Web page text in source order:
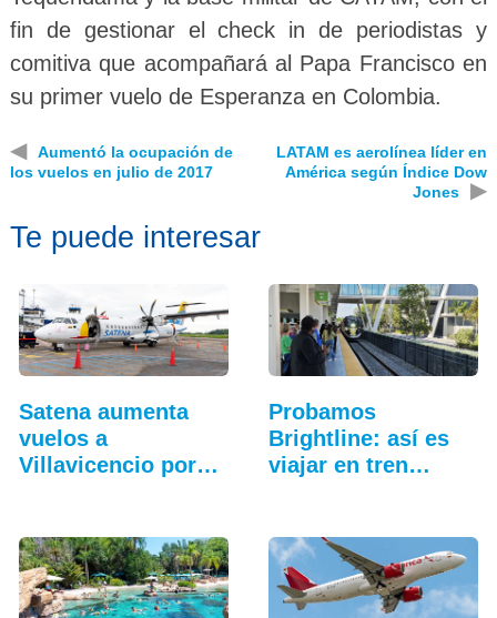
fin de gestionar el check in de periodistas y
comitiva que acompañará al Papa Francisco en
su primer vuelo de Esperanza en Colombia.
◀
Aumentó la ocupación de
los vuelos en julio de 2017
LATAM es aerolínea líder en
América según Índice Dow
Jones
▶
Te puede interesar
Satena aumenta
vuelos a
Villavicencio por
Probamos
Brightline: así es
viajar en tren